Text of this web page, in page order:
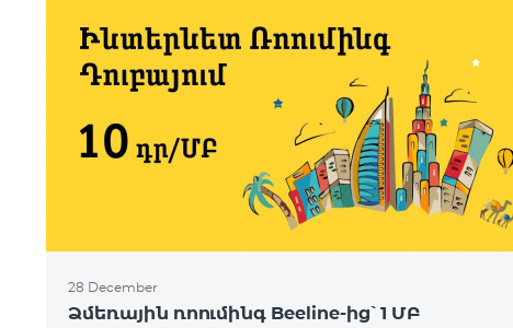
28 December
Ձմեռային ռոումինգ Beeline-ից՝ 1 ՄԲ